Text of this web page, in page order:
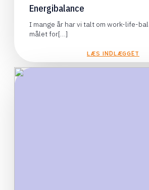
Energibalance
I mange år har vi talt om work-life-
målet for[…]
LÆS INDLÆGGET